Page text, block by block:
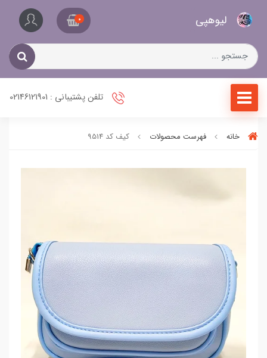
لیو‌هپی 0
تلفن پشتیبانی : 02146121901
خانه فهرست محصولات کیف کد 9514